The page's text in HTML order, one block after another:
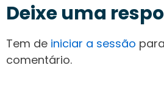
Deixe uma
Tem de iniciar a sessão
comentário.